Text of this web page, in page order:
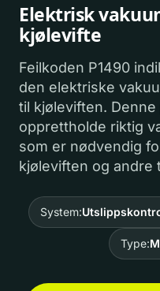
Elektrisk
kjølevifte
Feilkoden P1490
den elektriske
til kjøleviften.
opprettholde riktig
som er nødvendig
kjøleviften og andre
System:
Type: